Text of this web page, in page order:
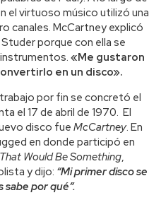
el virtuoso músico utilizó una
canales. McCartney explicó
porque con ella se
«Me gustaron
en un disco».
por fin se concretó el
el 17 de abril de 1970. El
disco fueMcCartney. En
en donde participó en
That Would Be Something,
y dijo: “Mi primer disco se
sabe por qué”.